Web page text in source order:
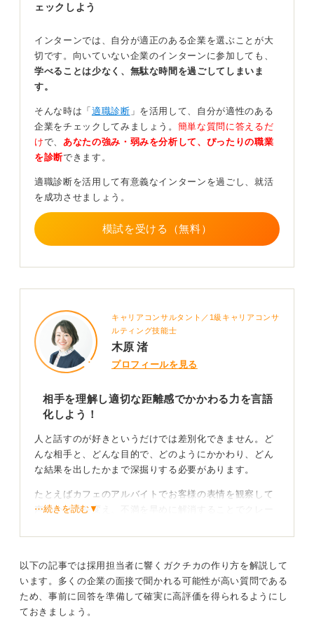
現場で成果を出せる具体的な対話の工夫をアピール
実際のやり取りのなかで、どのように相手の話を聞き、
どのような言葉選びを工夫したのかを細かく描きましょ
う。
質問を通じて相手の本音を引き出した経験などは、自分
自身のコミュニケーションの質を示す非常に良い材料に
なります。
が改善したという変化のエピソードを添えてしっかりと
証明してください。
ェックしよう
インターンでは、自分が適正のある企業を選ぶことが大
切です。向いていない企業のインターンに参加しても、
学べることは少なく、無駄な時間を過ごしてしまいま
す。
そんな時は「 適職診断 」を活用して、自分が適性のある
企業をチェックしてみましょう。 簡単な質問に答えるだ
けで、 あなたの強み・弱みを分析して、ぴったりの職業
を診断できます。
適職診断を活用して有意義なインターンを過ごし、就活
を成功させましょう。
模試を受ける（無料）
キャリアコンサルタント／1級キャリアコンサ
ルティング技能士
木原 渚
プロフィールを見る
相手を理解し適切な距離感でかかわる力を言語
化しよう！
人と話すのが好きというだけでは差別化できません。ど
んな相手と、どんな目的で、どのようにかかわり、どん
な結果を出したかまで深掘りする必要があります。
たとえばカフェのアルバイトでお客様の表情を観察して
声のかけ方を変え、不満を早めに解消することでクレー
適切な距離感でかかわる力になります。
自分が頼りにされる要素を因数分解して差別化しよ
う
⋯続きを読む▼
以下の記事では採用担当者に響くガクチカの作り方を解説して
います。多くの企業の面接で聞かれる可能性が高い質問である
ため、事前に回答を準備して確実に高評価を得られるようにし
ておきましょう。